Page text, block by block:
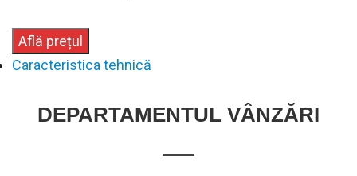
Află prețul
Caracteristica tehnică
DEPARTAMENTUL VÂNZĂRI